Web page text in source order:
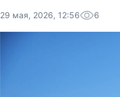
29 мая, 2026, 12:56 6